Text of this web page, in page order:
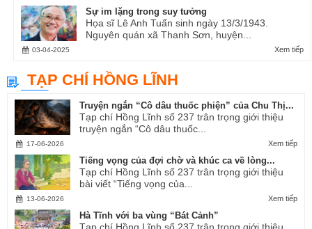
Sự im lặng trong suy tưởng
Họa sĩ Lê Anh Tuấn sinh ngày 13/3/1943.
Nguyên quán xã Thanh Sơn, huyện...
Xem tiếp
03-04-2025
TẠP CHÍ HỒNG LĨNH
Truyện ngắn “Cô dâu thuốc phiện” của Chu Thị...
Tạp chí Hồng Lĩnh số 237 trân trọng giới thiệu
truyện ngắn “Cô dâu thuốc...
Xem tiếp
17-06-2026
Tiếng vọng của đợi chờ và khúc ca về lòng...
Tạp chí Hồng Lĩnh số 237 trân trọng giới thiệu
bài viết “Tiếng vọng của...
Xem tiếp
13-06-2026
Hà Tĩnh với ba vùng “Bát Cảnh”